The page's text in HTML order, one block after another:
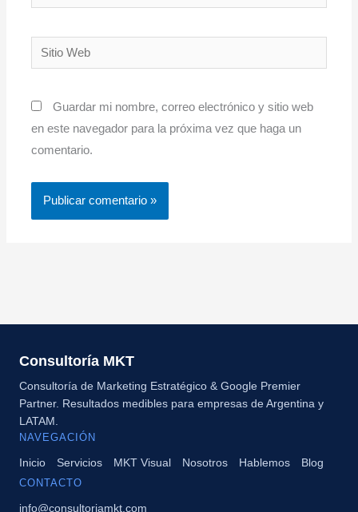
electrónico*
Sitio
Web
Guardar mi nombre, correo electrónico y sitio web
en este navegador para la próxima vez que haga un
comentario.
Consultoría MKT
Consultoría de Marketing Estratégico & Google Premier
Partner. Resultados medibles para empresas de Argentina y
LATAM.
NAVEGACIÓN
Inicio Servicios MKT Visual Nosotros Hablemos Blog
CONTACTO
info@consultoriamkt.com